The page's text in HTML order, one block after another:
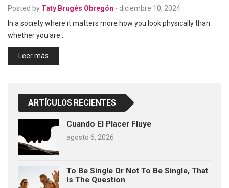
Posted by Taty Brugés Obregón - diciembre 10, 2024
In a society where it matters more how you look physically than
whether you are…
Leer más
ARTÍCULOS RECIENTES
Cuando El Placer Fluye
agosto 6, 2026
To Be Single Or Not To Be Single, That
Is The Question